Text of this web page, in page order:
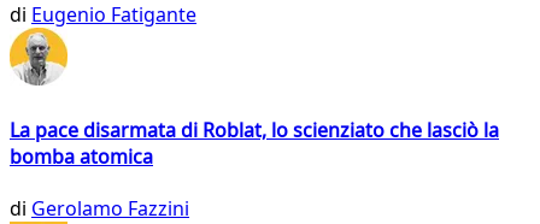
di Eugenio Fatigante
La pace disarmata di Roblat, lo scienziato che lasciò la
bomba atomica
di Gerolamo Fazzini